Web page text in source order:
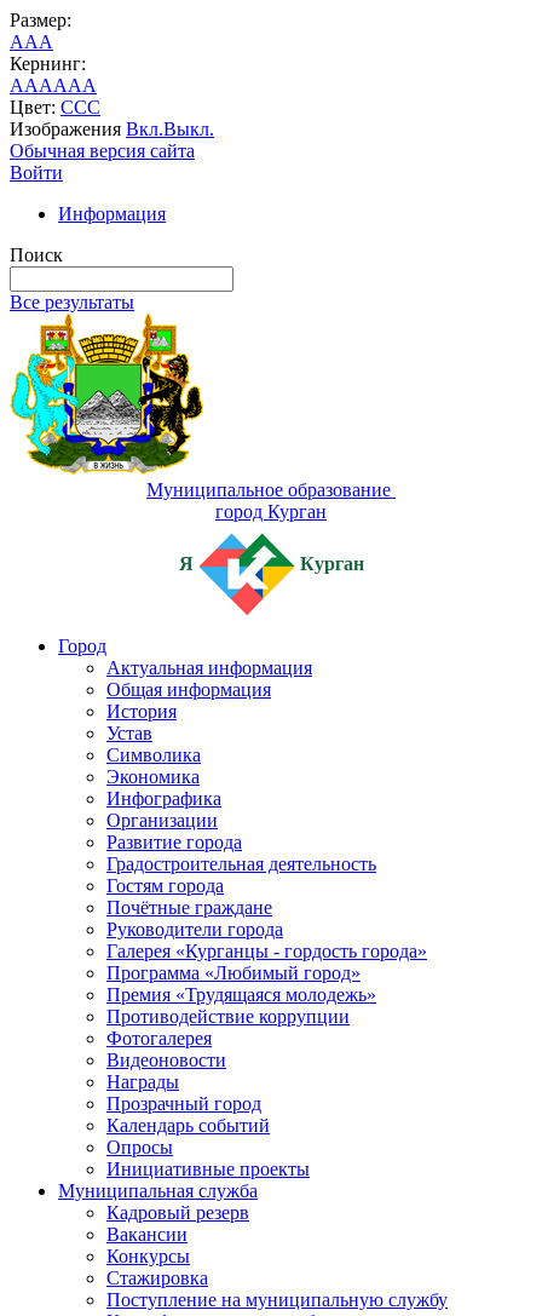
Размер:
AAA
Кернинг:
AAAAAA
Цвет: CCC
Изображения Вкл.Выкл.
Обычная версия сайта
Войти
Информация
Поиск
Все результаты
Муниципальное образование
город Курган
Я Курган
Город
Актуальная информация
Общая информация
История
Устав
Символика
Экономика
Инфографика
Организации
Развитие города
Градостроительная деятельность
Гостям города
Почётные граждане
Руководители города
Галерея «Курганцы - гордость города»
Программа «Любимый город»
Премия «Трудящаяся молодежь»
Противодействие коррупции
Фотогалерея
Видеоновости
Награды
Прозрачный город
Календарь событий
Опросы
Инициативные проекты
Муниципальная служба
Кадровый резерв
Вакансии
Конкурсы
Стажировка
Поступление на муниципальную службу